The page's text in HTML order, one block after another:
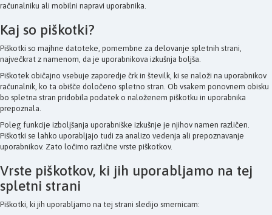
računalniku ali mobilni napravi uporabnika.
Kaj so piškotki?
Piškotki so majhne datoteke, pomembne za delovanje spletnih strani,
največkrat z namenom, da je uporabnikova izkušnja boljša.
Piškotek običajno vsebuje zaporedje črk in številk, ki se naloži na uporabnikov
računalnik, ko ta obišče določeno spletno stran. Ob vsakem ponovnem obisku
bo spletna stran pridobila podatek o naloženem piškotku in uporabnika
prepoznala.
Poleg funkcije izboljšanja uporabniške izkušnje je njihov namen različen.
Piškotki se lahko uporabljajo tudi za analizo vedenja ali prepoznavanje
uporabnikov. Zato ločimo različne vrste piškotkov.
Vrste piškotkov, ki jih uporabljamo na tej
spletni strani
Piškotki, ki jih uporabljamo na tej strani sledijo smernicam: